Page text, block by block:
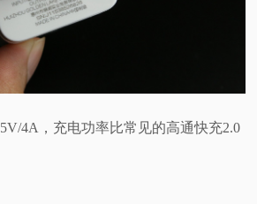
4A，充电功率比常见的高通快充2.0